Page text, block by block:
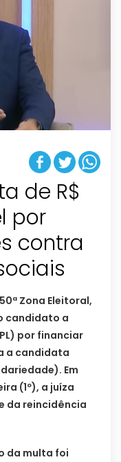
de R$
por
contra
Zona Eleitoral,
candidato a
por financiar
a candidata
Em
(1º), a juíza
da reincidência
da multa foi